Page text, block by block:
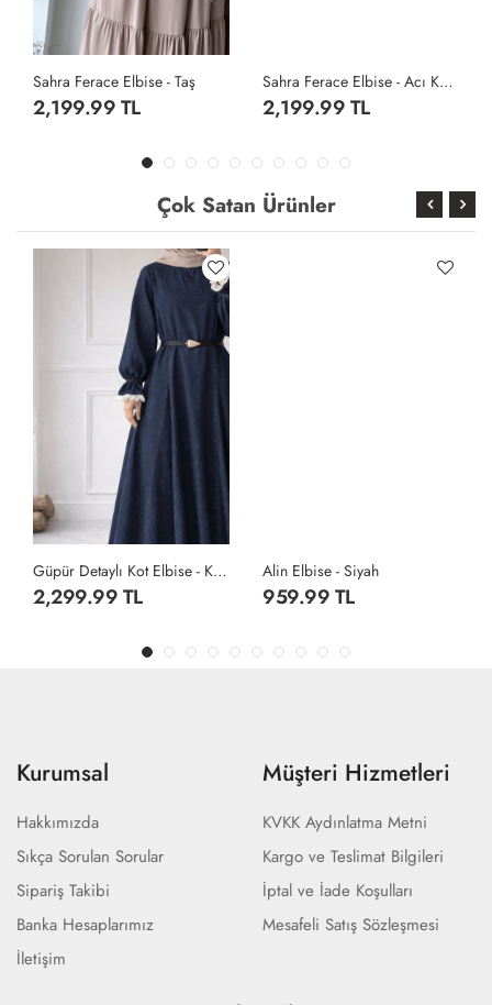
Sahra Ferace Elbise - Taş
2,199.99 TL
Sahra Ferace Elbise - Acı Kahve
2,199.99 TL
Çok Satan Ürünler
Güpür Detaylı Kot Elbise - Koyu Lacivert
2,299.99 TL
Alin Elbise - Siyah
959.99 TL
Kurumsal
Hakkımızda
Sıkça Sorulan Sorular
Sipariş Takibi
Banka Hesaplarımız
İletişim
Müşteri Hizmetleri
KVKK Aydınlatma Metni
Kargo ve Teslimat Bilgileri
İptal ve İade Koşulları
Mesafeli Satış Sözleşmesi